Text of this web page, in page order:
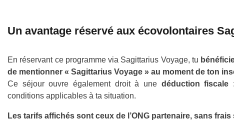
Un avantage réservé aux écovolontaires
En réservant ce programme via Sagittarius Voyage, tu
de mentionner « Sagittarius Voyage » au moment de ton
Ce séjour ouvre également droit à une déduction fiscale
conditions applicables à ta situation.
Les tarifs affichés sont ceux de l’ONG partenaire, sans